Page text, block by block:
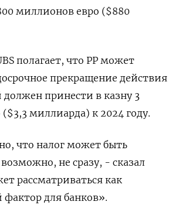
миллионов евро ($880
полагает, что PP может
прекращение действия
должен принести в казну 3
миллиарда) к 2024 году.
что налог может быть
не сразу, - сказал
рассматриваться как
для банков».